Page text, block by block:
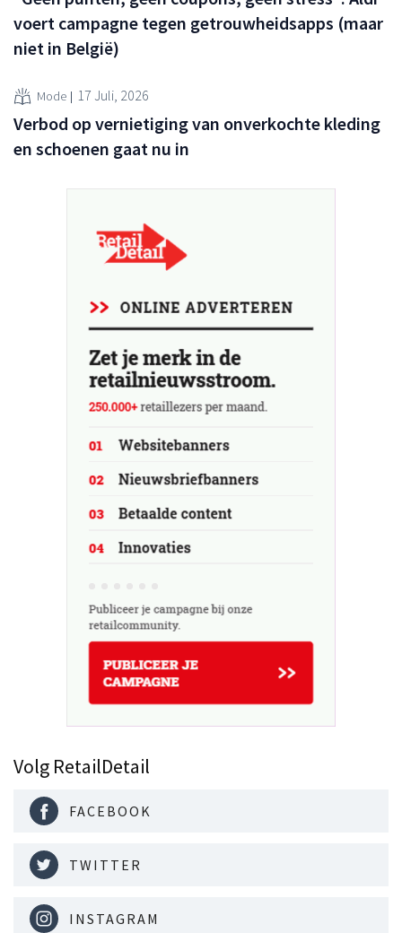
voert campagne tegen getrouwheidsapps (maar
niet in België)
Mode 17 Juli, 2026
Verbod op vernietiging van onverkochte kleding
en schoenen gaat nu in
Volg RetailDetail
FACEBOOK
TWITTER
INSTAGRAM